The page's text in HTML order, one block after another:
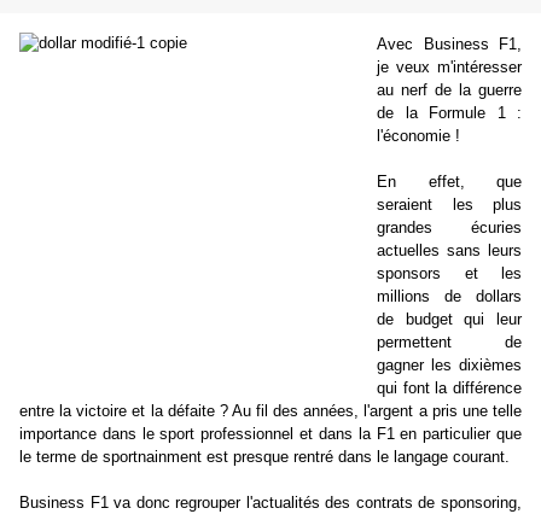
Avec Business F1,
je veux m'intéresser
au nerf de la guerre
de la Formule 1 :
l'économie !
En effet, que
seraient les plus
grandes écuries
actuelles sans leurs
sponsors et les
millions de dollars
de budget qui leur
permettent de
gagner les dixièmes
qui font la différence
entre la victoire et la défaite ? Au fil des années, l'argent a pris une telle
importance dans le sport professionnel et dans la F1 en particulier que
le terme de sportnainment est presque rentré dans le langage courant.
Business F1 va donc regrouper l'actualités des contrats de sponsoring,